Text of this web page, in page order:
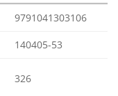
9791041303106
140405-53
326